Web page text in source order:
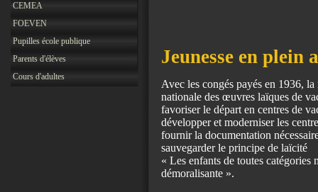
Jeunesse en plein
Avec les congés payés en 1936,
nationale des œuvres laïques de
favoriser le départ en centres de
développer et moderniser les
fournir la documentation
sauvegarder le principe de laïcité
« Les enfants de toutes catégories
démoralisante ».
CEMEA
FOEVEN
Pupilles école publique
Parents d'élèves
Cours d'adultes